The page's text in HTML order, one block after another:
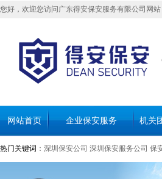
您好，欢迎您访问广东得安保安服务有限公司网站
网站首页 企业保安服务 机关
热门关键词 ： 深圳保安公司 深圳保安服务公司 保